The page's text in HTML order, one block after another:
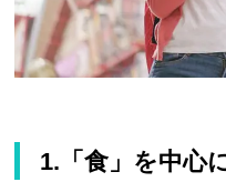
1.「食」を中心